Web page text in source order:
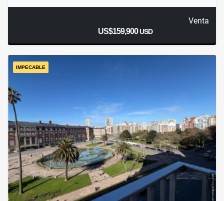
Venta
US$159,900USD
IMPECABLE